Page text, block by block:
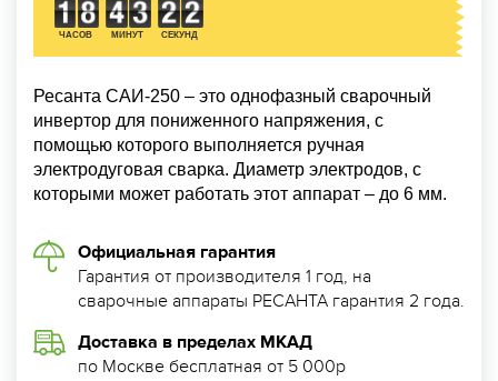
ЧАСОВ МИНУТ СЕКУНД
Ресанта САИ-250 – это однофазный сварочный
инвертор для пониженного напряжения, с
помощью которого выполняется ручная
электродуговая сварка. Диаметр электродов, с
которыми может работать этот аппарат – до 6 мм.
Официальная гарантия
Гарантия от производителя 1 год, на
сварочные аппараты РЕСАНТА гарантия 2 года.
Доставка в пределах МКАД
по Москве бесплатная от 5 000р